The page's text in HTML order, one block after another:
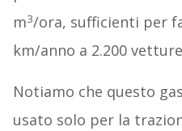
m3/ora, sufficienti per
km/anno a 2.200
Notiamo che questo
usato solo per la